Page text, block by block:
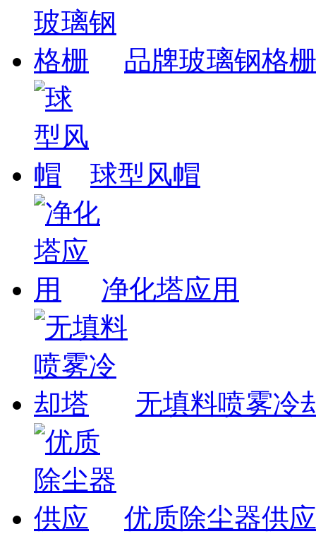
品牌玻璃钢格栅
球型风帽
净化塔应用
无填料喷雾冷
优质除尘器供应